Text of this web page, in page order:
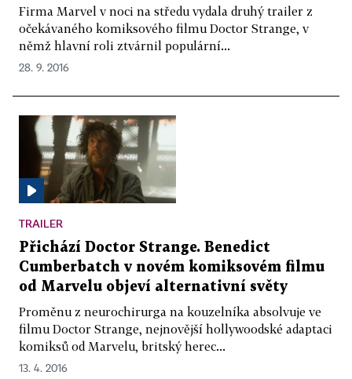
Firma Marvel v noci na středu vydala druhý trailer z
očekávaného komiksového filmu Doctor Strange, v
němž hlavní roli ztvárnil populární...
28. 9. 2016
TRAILER
Přichází Doctor Strange. Benedict
Cumberbatch v novém komiksovém filmu
od Marvelu objeví alternativní světy
Proměnu z neurochirurga na kouzelníka absolvuje ve
filmu Doctor Strange, nejnovější hollywoodské adaptaci
komiksů od Marvelu, britský herec...
13. 4. 2016